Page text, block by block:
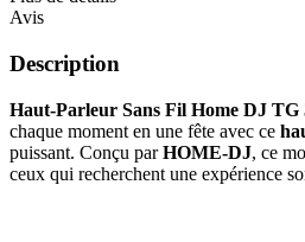
Avis
Description
Haut-Parleur Sans Fil Home DJ TG
chaque moment en une fête avec ce
puissant. Conçu parHOME-DJ, ce
ceux qui recherchent une expérience